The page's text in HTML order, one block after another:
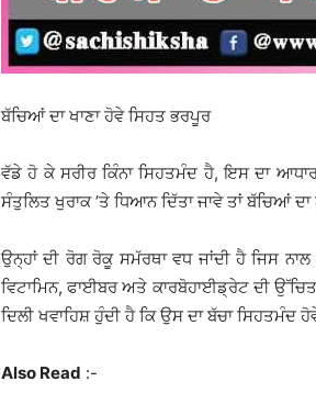
ਬੱਚਿਆਂ ਦਾ ਖਾਣਾ ਹੋਵੇ ਸਿਹਤ ਭਰਪੂਰ
ਵੱਡੇ ਹੋ ਕੇ ਸਰੀਰ ਕਿੰਨਾ ਸਿਹਤਮੰਦ ਹੈ, ਇਸ ਦਾ
ਸੰਤੁਲਿਤ ਖੁਰਾਕ ’ਤੇ ਧਿਆਨ ਦਿੱਤਾ ਜਾਵੇ ਤਾਂ ਬੱਚਿਆਂ
ਉਨ੍ਹਾਂ ਦੀ ਰੋਗ ਰੋਕੂ ਸਮੱਰਥਾ ਵਧ ਜਾਂਦੀ ਹੈ ਜਿਸ
ਵਿਟਾਮਿਨ, ਫਾਈਬਰ ਅਤੇ ਕਾਰਬੋਹਾਈਡ੍ਰੇਟ ਦੀ
ਦਿਲੀ ਖਵਾਹਿਸ਼ ਹੁੰਦੀ ਹੈ ਕਿ ਉਸ ਦਾ ਬੱਚਾ ਸਿਹਤਮੰਦ
Also Read :-